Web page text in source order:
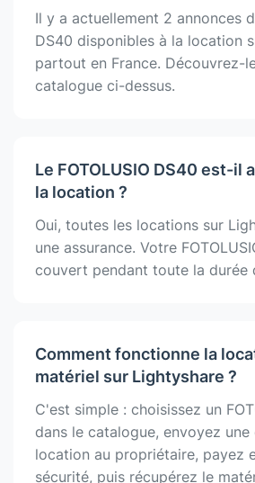
Il y a actuellement 2 annonces
DS40 disponibles à la location
partout en France. Découvrez-
catalogue ci-dessus.
Le FOTOLUSIO DS40 est-il
la location ?
Oui, toutes les locations sur
une assurance. Votre
couvert pendant toute la durée
Comment fonctionne la
matériel sur Lightyshare ?
C'est simple : choisissez un
dans le catalogue, envoyez une
location au propriétaire, payez
sécurité, puis récupérez le